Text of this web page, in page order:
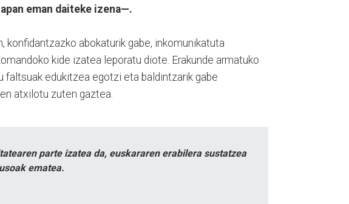
eman daiteke izena—.
konfidantzazko abokaturik gabe, inkomunikatuta
kide izatea leporatu diote. Erakunde armatuko
faltsuak edukitzea egotzi eta baldintzarik gabe
atxilotu zuten gaztea.
parte izatea da, euskararen erabilera sustatzea
ematea.